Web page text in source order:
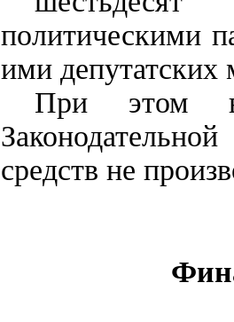
политическими
ими депутатских
При этом в
средств не